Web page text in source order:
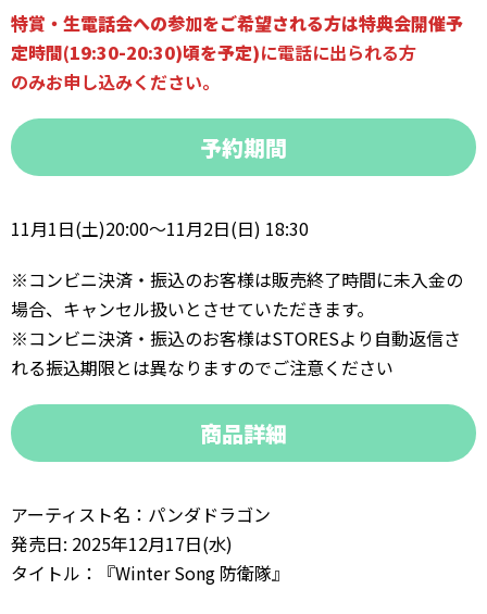
特賞・生電話会への参加をご希望される方は特典会開催予
定時間(19:30-20:30)頃を予定)に電話に出られる方
のみお申し込みください。
予約期間
11月1日(土)20:00〜11月2日(日) 18:30
※コンビニ決済・振込のお客様は販売終了時間に未入金の
場合、キャンセル扱いとさせていただきます。
※コンビニ決済・振込のお客様はSTORESより自動返信さ
れる振込期限とは異なりますのでご注意ください
商品詳細
アーティスト名：パンダドラゴン
発売日: 2025年12月17日(水)
タイトル：『Winter Song 防衛隊』